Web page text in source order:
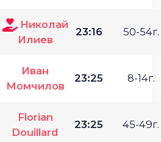
Николай
Илиев
23:16 50-54г.
Иван
Момчилов
23:25 8-14г.
Florian
Douillard
23:25 45-49г.